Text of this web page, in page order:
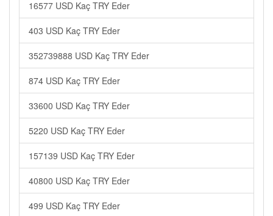
16577 USD Kaç TRY Eder
403 USD Kaç TRY Eder
352739888 USD Kaç TRY Eder
874 USD Kaç TRY Eder
33600 USD Kaç TRY Eder
5220 USD Kaç TRY Eder
157139 USD Kaç TRY Eder
40800 USD Kaç TRY Eder
499 USD Kaç TRY Eder